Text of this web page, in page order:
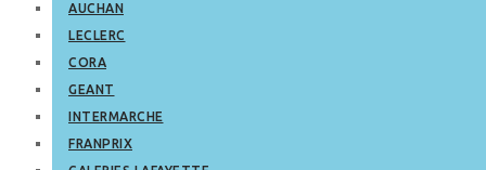
AUCHAN
LECLERC
CORA
GEANT
INTERMARCHE
FRANPRIX